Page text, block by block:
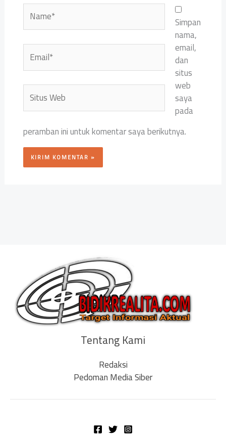
Name*
Email*
Situs
Web
Simpan
nama,
email,
dan
situs
web
saya
pada
peramban ini untuk komentar saya berikutnya.
Tentang Kami
Redaksi
Pedoman Media Siber